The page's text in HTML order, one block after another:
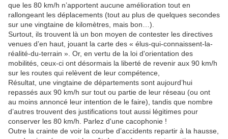
que les 80 km/h n’apportent aucune amélioration tout en
rallongeant les déplacements (tout au plus de quelques secondes
sur une vingtaine de kilomètres, mais bon…).
Surtout, ils trouvent là un bon moyen de contester les directives
venues d’en haut, jouant la carte des « élus-qui-connaissent-la-
réalité-du-terrain ». Or, en vertu de la loi d'orientation des
mobilités, ceux-ci ont désormais la liberté de revenir aux 90 km/h
sur les routes qui relèvent de leur compétence,
Résultat, une vingtaine de départements sont aujourd’hui
repassés aux 90 km/h sur tout ou partie de leur réseau (ou ont
au moins annoncé leur intention de le faire), tandis que nombre
d’autres trouvent des justifications tout aussi légitimes pour
conserver les 80 km/h. Parlez d'une cacophonie !
Outre la crainte de voir la courbe d’accidents repartir à la hausse,